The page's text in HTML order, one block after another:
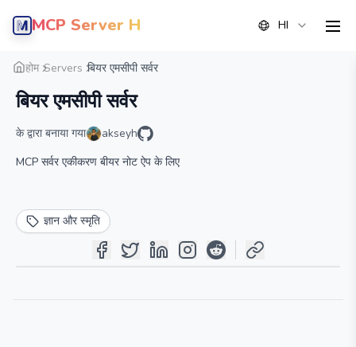
MCP Server Hub HI
होम Servers बियर एमसीपी सर्वर
बियर एमसीपी सर्वर
के द्वारा बनाया गया
akseyh
MCP सर्वर एकीकरण बीयर नोट ऐप के लिए
ज्ञान और स्मृति
सारांश